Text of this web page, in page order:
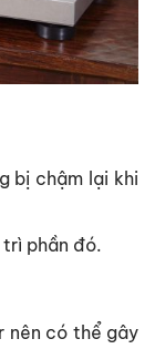
bị chậm lại khi
phần đó.
nên có thể gây